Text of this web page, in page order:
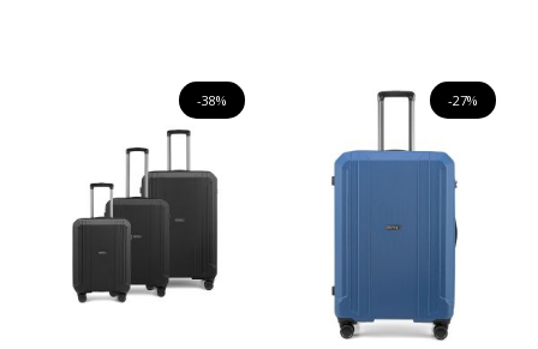
-38% -27%